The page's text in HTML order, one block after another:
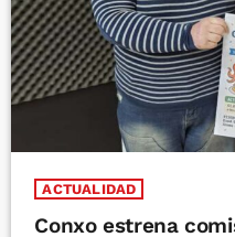
ACTUALIDAD
Conxo estrena